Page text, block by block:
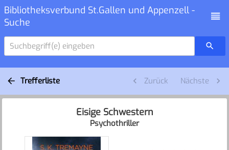
Bibliotheksverbund St.Gallen und Appenzell -
Suche
Suchbegriff(e) eingeben
Trefferliste Zurück Nächste
Eisige Schwestern
Psychothriller